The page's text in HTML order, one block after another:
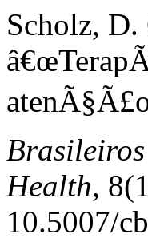
Scholz, D.
Health,
10.5007/